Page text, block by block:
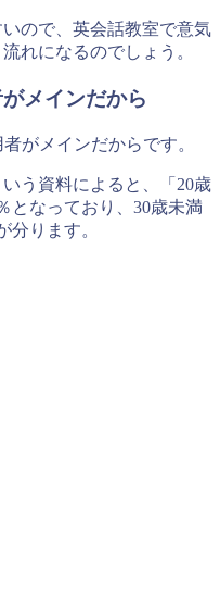
ので、英会話教室で意気
れになるのでしょう。
メインだから
がメインだからです。
いう資料によると、「20歳
となっており、30歳未満
分ります。